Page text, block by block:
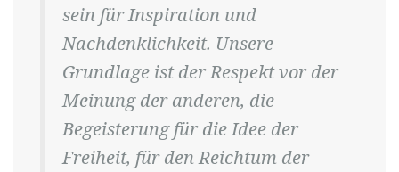
sein für Inspiration und
Nachdenklichkeit. Unsere
Grundlage ist der Respekt vor der
Meinung der anderen, die
Begeisterung für die Idee der
Freiheit, für den Reichtum der